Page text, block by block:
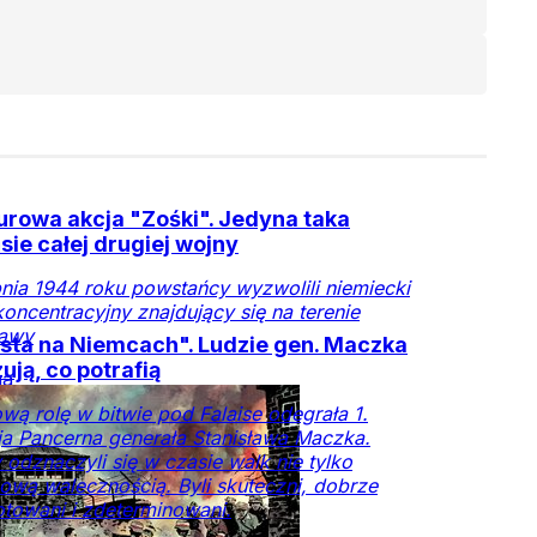
akcja "Zośki". Jedyna taka
całej drugiej wojny
1944 roku powstańcy wyzwolili niemiecki
znajdujący się na terenie
Powstanie
Armia
HolokaustHistoriaLudzieKraj
na Niemcach". Ludzie gen. Maczka
co potrafią
rolę w bitwie pod Falaise odegrała 1.
Pancerna generała Stanisława Maczka.
odznaczyli się w czasie walk nie tylko
walecznością. Byli skuteczni, dobrze
i zdeterminowani.